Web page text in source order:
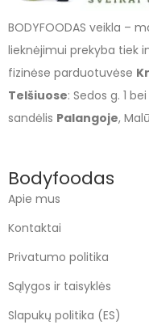
BODYFOODAS veikla –
lieknėjimui prekyba tiek
fizinėse parduotuvėse
Telšiuose: Sedos g. 1
sandėlis Palangoje,
Bodyfoodas
Apie mus
Kontaktai
Privatumo politika
Sąlygos ir taisyklės
Slapukų politika (ES)